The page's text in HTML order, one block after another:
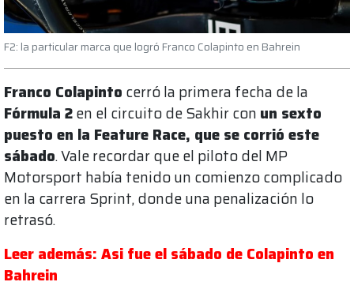
F2: la particular marca que logró Franco Colapinto en Bahrein
Franco Colapinto cerró la primera fecha de la
Fórmula 2en el circuito de Sakhir con un sexto
puesto en la Feature Race, que se corrió este
sábado. Vale recordar que el piloto del MP
Motorsport había tenido un comienzo complicado
en la carrera Sprint, donde una penalización lo
retrasó.
Leer además: Asi fue el sábado de Colapinto en
Bahrein